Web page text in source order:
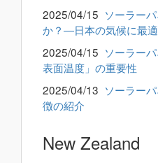
2025/04/15 ソーラー
か？―日本の気候に最
2025/04/15 ソーラー
表面温度」の重要性
2025/04/13 ソーラー
徴の紹介
New Zealand